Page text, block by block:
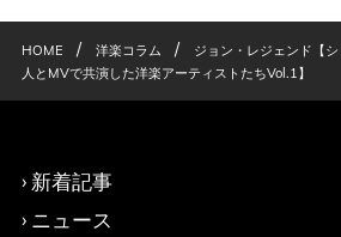
HOME / 洋楽コラム /
ジョン・レジェンド【
人とMVで共演した洋楽アーティストたちVol.1】
新着記事
ニュース